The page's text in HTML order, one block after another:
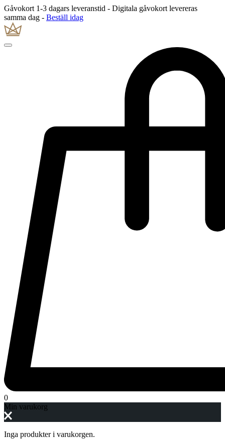
Gåvokort 1-3 dagars leveranstid - Digitala gåvokort levereras
samma dag - Beställ idag
0
Min varukorg
Inga produkter i varukorgen.